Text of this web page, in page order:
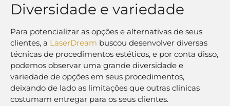
Diversidade e variedade
Para potencializar as opções e alternativas de seus
clientes, a LaserDream buscou desenvolver diversas
técnicas de procedimentos estéticos, e por conta disso,
podemos observar uma grande diversidade e
variedade de opções em seus procedimentos,
deixando de lado as limitações que outras clínicas
costumam entregar para os seus clientes.